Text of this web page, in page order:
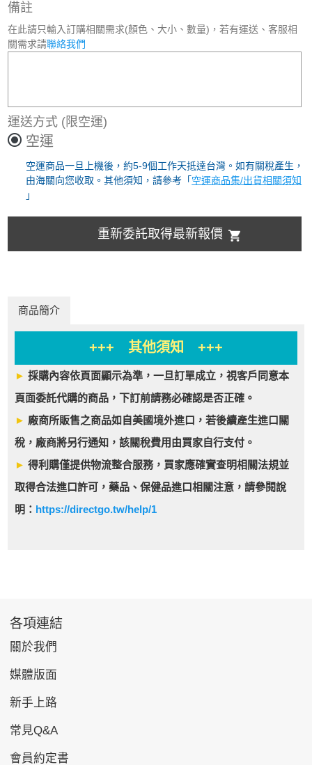
備註
在此請只輸入訂購相關需求(顏色、大小、數量)，若有運送、客服相
關需求請聯絡我們
運送方式 (限空運)
空運
空運商品一旦上機後，約5-9個工作天抵達台灣。如有關稅產生，
由海關向您收取。其他須知，請參考「 空運商品集/出貨相關須知
」
重新委託取得最新報價
商品簡介
+++ 其他須知 +++
►採購內容依頁面顯示為準，一旦訂單成立，視客戶同意本
頁面委託代購的商品，下訂前請務必確認是否正確。
► 廠商所販售之商品如自美國境外進口，若後續產生進口關
稅，廠商將另行通知，該關稅費用由買家自行支付。
► 得利購僅提供物流整合服務，買家應確實查明相關法規並
取得合法進口許可，藥品、保健品進口相關注意，請參閱說
明： https://directgo.tw/help/1
各項連結
關於我們
媒體版面
新手上路
常見Q&A
會員約定書